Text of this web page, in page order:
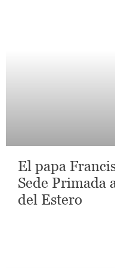
El papa
Sede Primada
del Estero